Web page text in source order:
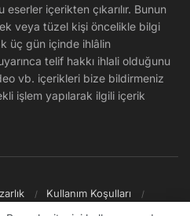
içerikten çıkarılır. Bunun
veya tüzel kişi öncelikle bilgi
üç gün içinde ihlâlin
telif hakkı ihlali olduğunu
vb. içerikleri bize bildirmeniz
işlem yapılarak ilgili içerik
Kullanım Koşulları